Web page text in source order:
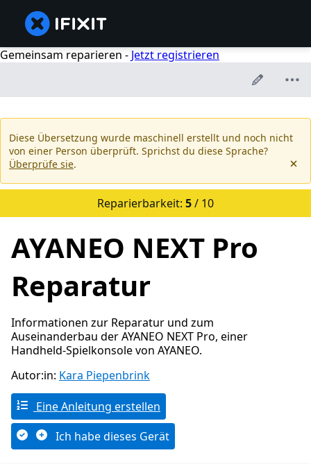
Gemeinsam reparieren - Jetzt registrieren
Diese Übersetzung wurde maschinell erstellt und noch nicht
von einer Person überprüft. Sprichst du diese Sprache?
Überprüfe sie.
Reparierbarkeit: 5/ 10
AYANEO NEXT Pro
Reparatur
Informationen zur Reparatur und zum
Auseinanderbau der AYANEO NEXT Pro, einer
Handheld-Spielkonsole von AYANEO.
Autor:in: Kara Piepenbrink
Eine Anleitung erstellen
Ich habe dieses Gerät